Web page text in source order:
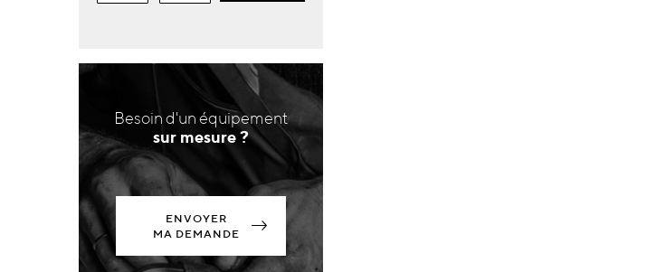
Besoin d'un équipement
sur mesure ?
ENVOYER
MA DEMANDE